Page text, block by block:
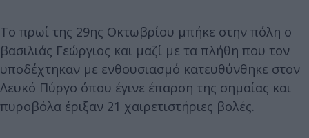
Το πρωί της 29ης Οκτωβρίου μπήκε στην πόλη ο
βασιλιάς Γεώργιος και μαζί με τα πλήθη που τον
υποδέχτηκαν με ενθουσιασμό κατευθύνθηκε στον
Λευκό Πύργο όπου έγινε έπαρση της σημαίας και
πυροβόλα έριξαν 21 χαιρετιστήριες βολές.